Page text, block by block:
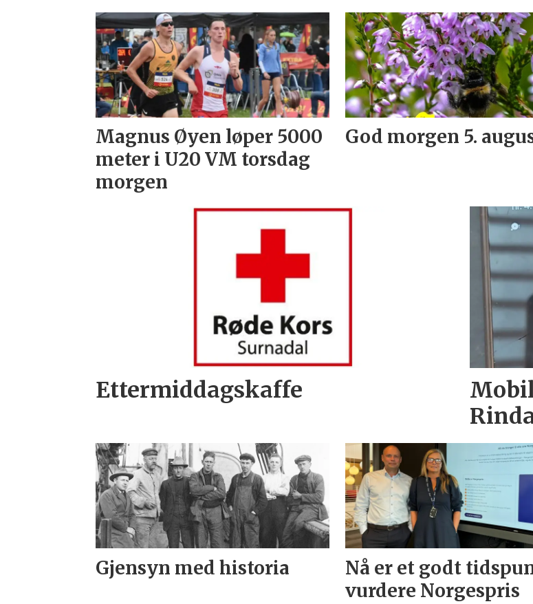
Magnus Øyen løper 5000
meter i U20 VM torsdag
morgen
God morgen 5.
Ettermiddagskaffe
Gjensyn med historia
Nå er et godt
vurdere Norgespris